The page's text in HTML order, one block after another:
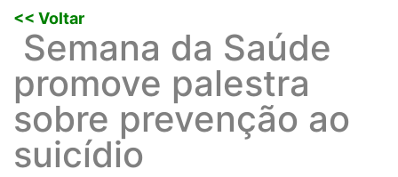
<< Voltar
Semana da Saúde
promove palestra
sobre prevenção ao
suicídio